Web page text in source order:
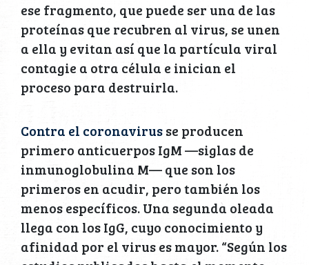
ese fragmento, que puede ser una de las
proteínas que recubren al virus, se unen
a ella y evitan así que la partícula viral
contagie a otra célula e inician el
proceso para destruirla.
Contra el coronavirusse producen
primero anticuerpos IgM —siglas de
inmunoglobulina M— que son los
primeros en acudir, pero también los
menos específicos. Una segunda oleada
llega con los IgG, cuyo conocimiento y
afinidad por el virus es mayor. “Según los